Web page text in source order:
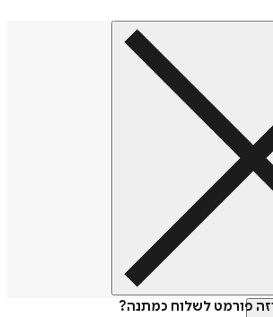
פורמט לשלוח כמתנה?